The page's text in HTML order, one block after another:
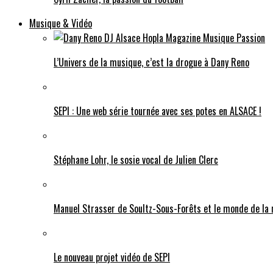
Musique & Vidéo
L’Univers de la musique, c’est la drogue à Dany Reno
SEPI : Une web série tournée avec ses potes en ALSACE !
Stéphane Lohr, le sosie vocal de Julien Clerc
Manuel Strasser de Soultz-Sous-Forêts et le monde de la
Le nouveau projet vidéo de SEPI